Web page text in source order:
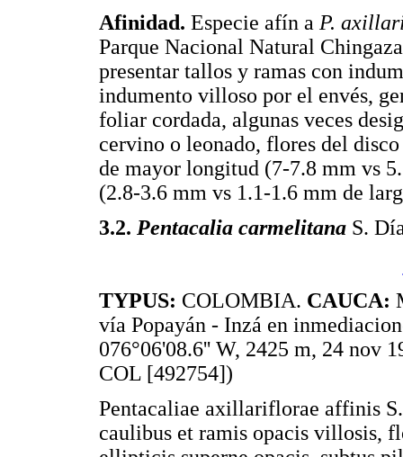
Afinidad. Especie afín a P.
Parque Nacional Natural
presentar tallos y ramas con
indumento villoso por el envés,
foliar cordada, algunas veces
cervino o leonado, flores del
de mayor longitud (7-7.8 mm vs
(2.8-3.6 mm vs 1.1-1.6 mm de
3.2. Pentacalia carmelitana S.
TYPUS: COLOMBIA. CAUCA:
vía Popayán - Inzá en
076°06'08.6'' W, 2425 m, 24 nov
COL [492754])
Pentacaliae axillariflorae affinis
caulibus et ramis opacis villosis,